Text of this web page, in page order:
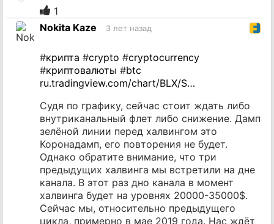
источник
1
Nokita Kaze
3 лет назад
#крипта #crypto #cryptocurrency
#криптовалюты #btc
ru.tradingview.com/chart/BLX/S…
Судя по графику, сейчас стоит ждать либо
внутриканальный флет либо снижение. Дамп
зелёной линии перед халвингом это
Коронадамп, его повторения не будет.
Однако обратите внимание, что три
предыдущих халвинга мы встретили на дне
канала. В этот раз дно канала в момент
халвинга будет на уровнях 20000-35000$.
Сейчас мы, относительно предыдущего
цикла, примерно в мае 2019 года. Нас ждёт